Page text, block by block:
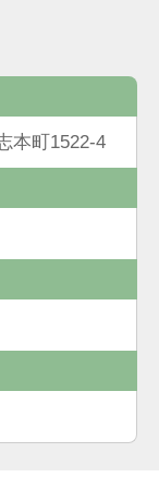
本町1522-4